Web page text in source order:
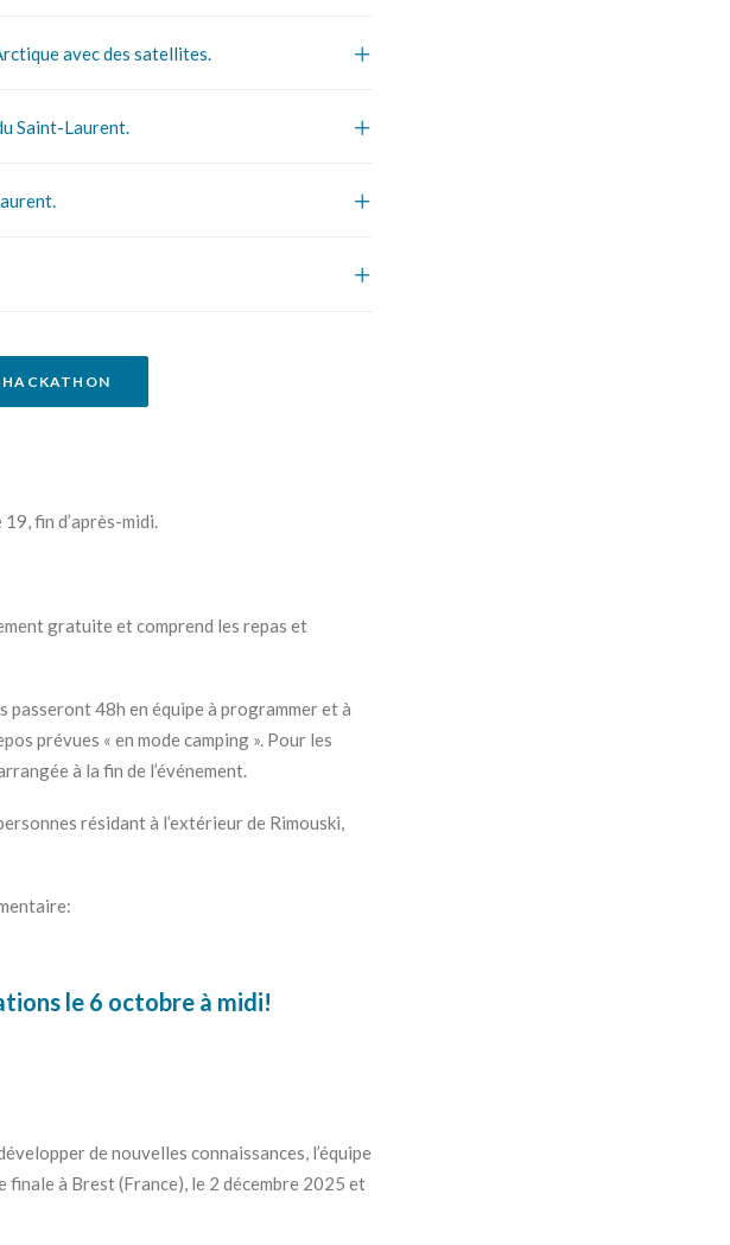
avec des satellites.
Saint-Laurent.
HACKATHON
fin d’après-midi.
gratuite et comprend les repas et
passeront 48h en équipe à programmer et à
prévues « en mode camping ». Pour les
à la fin de l’événement.
résidant à l’extérieur de Rimouski,
le 6 octobre à midi!
de nouvelles connaissances, l’équipe
à Brest (France), le 2 décembre 2025 et